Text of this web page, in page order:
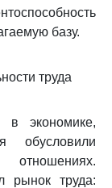
базу.
труда
экономике,
обусловили
отношениях.
рынок труда: